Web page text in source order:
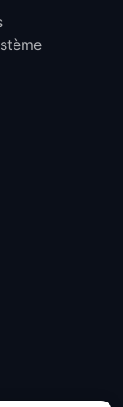
Parleur